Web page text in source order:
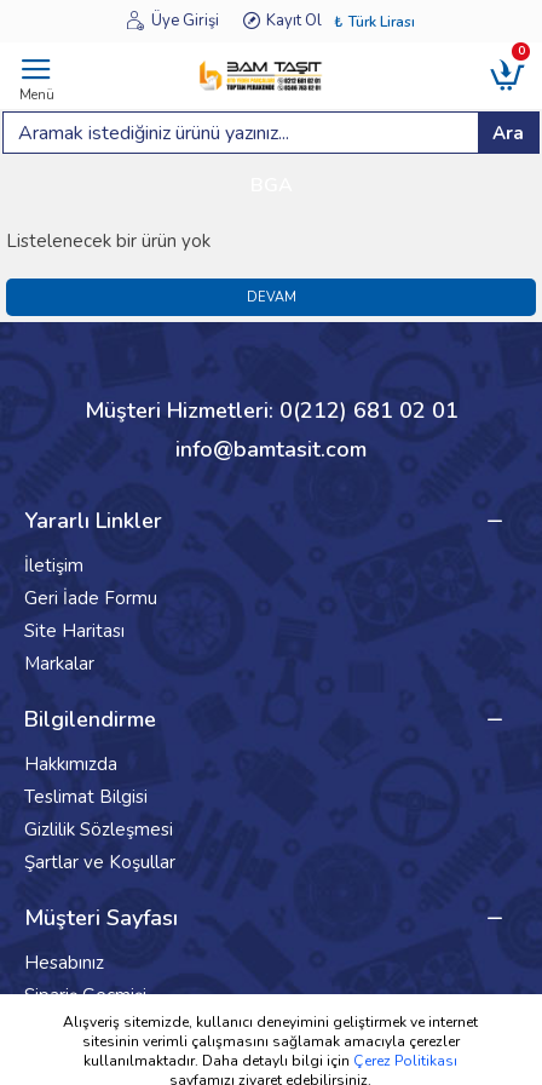
Üye Girişi Kayıt Ol ₺ Türk Lirası
Menü
0
Ara
Listelenecek bir ürün yok
DEVAM
Müşteri Hizmetleri: 0(212) 681 02 01
info@bamtasit.com
Yararlı Linkler
İletişim
Geri İade Formu
Site Haritası
Markalar
Bilgilendirme
Hakkımızda
Teslimat Bilgisi
Gizlilik Sözleşmesi
Şartlar ve Koşullar
Müşteri Sayfası
Hesabınız
Sipariş Geçmişi
Haber Bülteni
Alışveriş sitemizde, kullanıcı deneyimini geliştirmek ve internet
sitesinin verimli çalışmasını sağlamak amacıyla çerezler
kullanılmaktadır. Daha detaylı bilgi için Çerez Politikası
sayfamızı ziyaret edebilirsiniz.